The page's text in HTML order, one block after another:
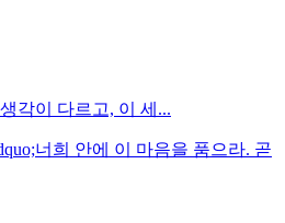
각이 다르고, 이 세...
너희 안에 이 마음을 품으라. 곧